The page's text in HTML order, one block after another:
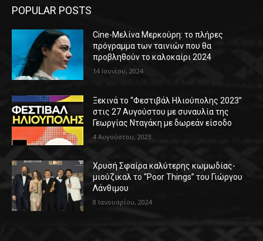
POPULAR POSTS
Cine-Μελίνα Μερκούρη: το πλήρες
πρόγραμμα των ταινιών που θα
προβληθούν το καλοκαίρι 2024
14 Ιουνίου, 2024
Ξεκινά το “Φεστιβάλ Ηλιούπολης 2023”
στις 27 Αυγούστου με συναυλία της
Γεωργίας Νταγάκη με δωρεάν είσοδο
4 Αυγούστου, 2023
Χρυσή Σφαίρα καλύτερης κωμωδίας-
μιούζικαλ το “Poor Things” του Γιώργου
Λάνθιμου
8 Ιανουαρίου, 2024